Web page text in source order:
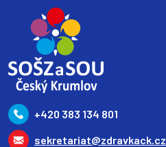
+420 383 134 801
sekretariat@zdravkack.cz